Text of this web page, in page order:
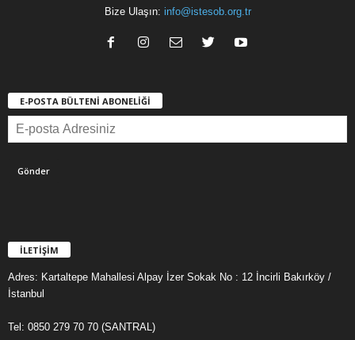
Bize Ulaşın: info@istesob.org.tr
E-POSTA BÜLTENİ ABONELİĞİ
İLETİŞİM
Adres: Kartaltepe Mahallesi Alpay İzer Sokak No : 12 İncirli Bakırköy /
İstanbul
Tel: 0850 279 70 70 (SANTRAL)